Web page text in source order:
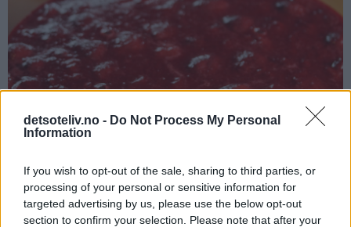
detsoteliv.no - Do Not Process My Personal
Information
If you wish to opt-out of the sale, sharing to third parties, or
processing of your personal or sensitive information for
targeted advertising by us, please use the below opt-out
section to confirm your selection. Please note that after your